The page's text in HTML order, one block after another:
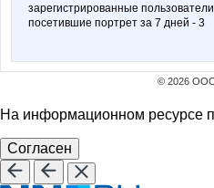
зарегистрированные пользователи
посетившие портрет за 7 дней - 3
© 2026 ООО
На информационном ресурсе
Согласен